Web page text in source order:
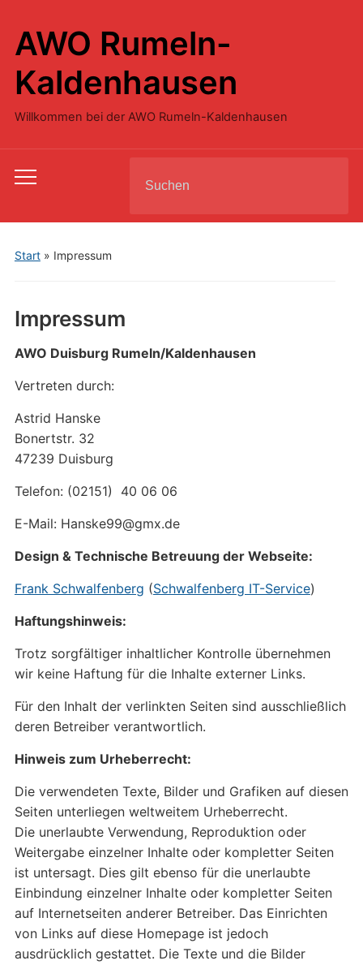
AWO Rumeln-
Kaldenhausen
Willkommen bei der AWO Rumeln-Kaldenhausen
Toggle
menu
for:
Start» Impressum
Impressum
AWO Duisburg Rumeln/Kaldenhausen
Vertreten durch:
Astrid Hanske
Bonertstr. 32
47239 Duisburg
Telefon: (02151) 40 06 06
E-Mail: Hanske99@gmx.de
Design & Technische Betreuung der Webseite:
Frank Schwalfenberg (Schwalfenberg IT-Service)
Haftungshinweis:
Trotz sorgfältiger inhaltlicher Kontrolle übernehmen
wir keine Haftung für die Inhalte externer Links.
Für den Inhalt der verlinkten Seiten sind ausschließlich
deren Betreiber verantwortlich.
Hinweis zum Urheberrecht:
Die verwendeten Texte, Bilder und Grafiken auf diesen
Seiten unterliegen weltweitem Urheberrecht.
Die unerlaubte Verwendung, Reproduktion oder
Weitergabe einzelner Inhalte oder kompletter Seiten
ist untersagt. Dies gilt ebenso für die unerlaubte
Einbindung einzelner Inhalte oder kompletter Seiten
auf Internetseiten anderer Betreiber. Das Einrichten
von Links auf diese Homepage ist jedoch
ausdrücklich gestattet. Die Texte und die Bilder